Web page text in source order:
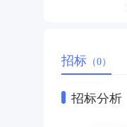
招标 （0）
招标分析